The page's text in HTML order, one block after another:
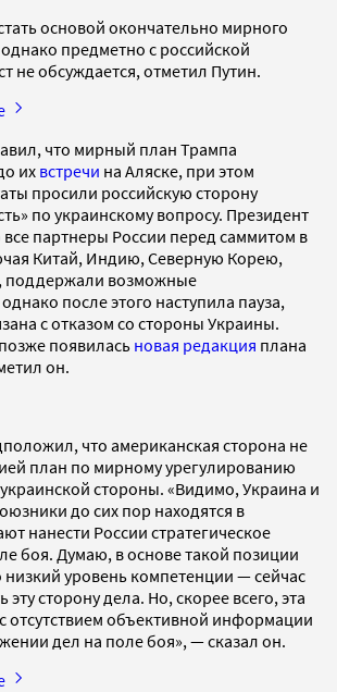
основой окончательно мирного
предметно с российской
не обсуждается, отметил Путин.
что мирный план Трампа
их встречи на Аляске, при этом
просили российскую сторону
по украинскому вопросу. Президент
все партнеры России перед саммитом в
Китай, Индию, Северную Корею,
возможные
после этого наступила пауза,
с отказом со стороны Украины.
появилась новая редакция плана
он.
что американская сторона не
план по мирному урегулированию
украинской стороны. «Видимо, Украина и
до сих пор находятся в
нанести России стратегическое
боя. Думаю, в основе такой позиции
низкий уровень компетенции — сейчас
эту сторону дела. Но, скорее всего, эта
отсутствием объективной информации
дел на поле боя», — сказал он.